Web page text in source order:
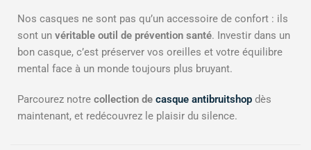
Nos casques ne sont pas qu’un accessoire de confort : ils
sont un véritable outil de prévention santé. Investir dans un
bon casque, c’est préserver vos oreilles et votre équilibre
mental face à un monde toujours plus bruyant.
Parcourez notre collection de casque antibruitshop dès
maintenant, et redécouvrez le plaisir du silence.